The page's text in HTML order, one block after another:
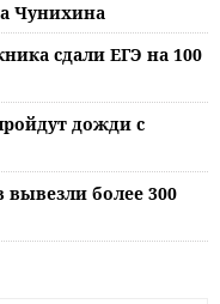
Чунихина
сдали ЕГЭ на 100
дожди с
вывезли более 300